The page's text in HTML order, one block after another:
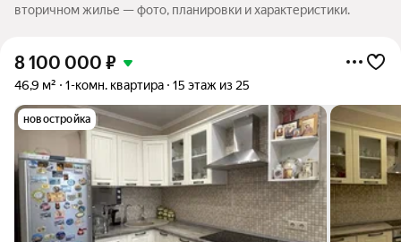
вторичном жилье — фото, планировки и характеристики.
8 100 000 ₽
46,9 м² 1-комн. квартира 15 этаж из 25
новостройка